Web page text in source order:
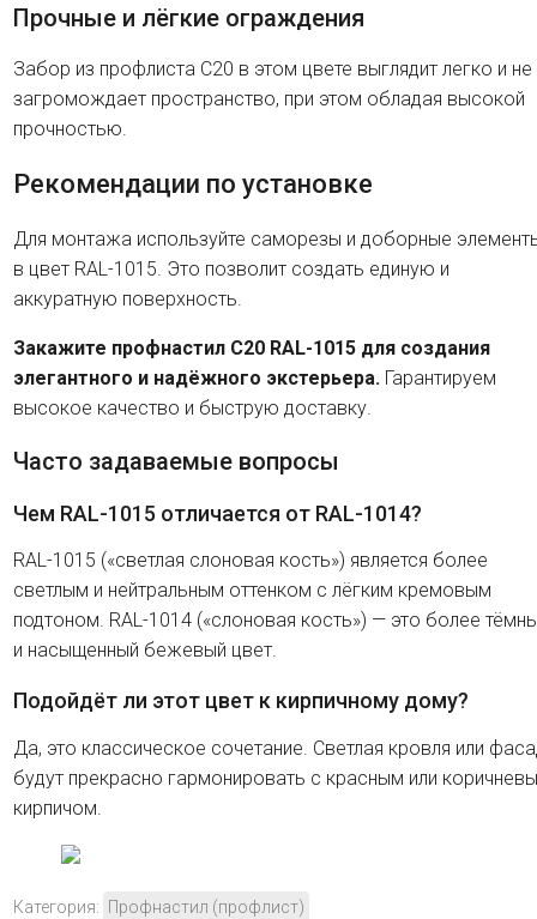
Прочные и лёгкие ограждения
Забор из профлиста C20 в этом цвете выглядит легко и не
загромождает пространство, при этом обладая высокой
прочностью.
Рекомендации по установке
Для монтажа используйте саморезы и доборные
в цвет RAL-1015. Это позволит создать единую и
аккуратную поверхность.
Закажите профнастил C20 RAL-1015 для создания
элегантного и надёжного экстерьера. Гарантируем
высокое качество и быструю доставку.
Часто задаваемые вопросы
Чем RAL-1015 отличается от RAL-1014?
RAL-1015 («светлая слоновая кость») является более
светлым и нейтральным оттенком с лёгким кремовым
подтоном. RAL-1014 («слоновая кость») — это более
и насыщенный бежевый цвет.
Подойдёт ли этот цвет к кирпичному дому?
Да, это классическое сочетание. Светлая кровля или
будут прекрасно гармонировать с красным или
кирпичом.
Категория: Профнастил (профлист)